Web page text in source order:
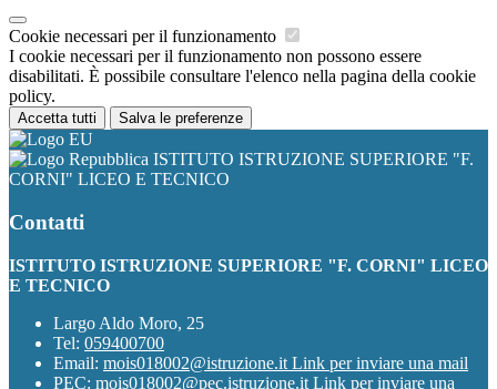
Cookie necessari per il funzionamento
I cookie necessari per il funzionamento non possono essere
disabilitati. È possibile consultare l'elenco nella pagina della cookie
policy.
Accetta tutti Salva le preferenze
ISTITUTO ISTRUZIONE SUPERIORE "F.
CORNI" LICEO E TECNICO
Contatti
ISTITUTO ISTRUZIONE SUPERIORE "F. CORNI" LICEO
E TECNICO
Largo Aldo Moro, 25
Tel: 059400700
Email: mois018002@istruzione.it Link per inviare una mail
PEC: mois018002@pec.istruzione.it Link per inviare una